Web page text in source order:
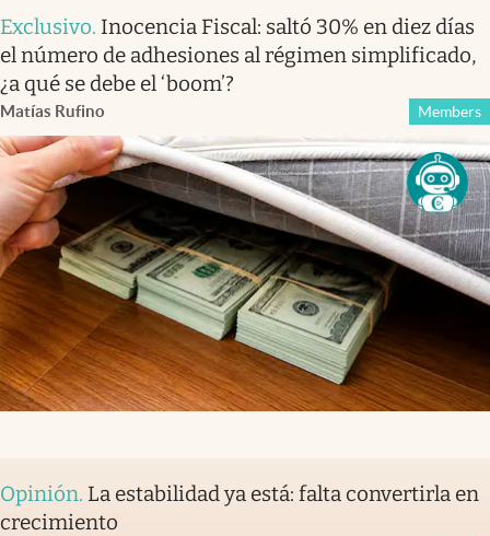
Exclusivo. Inocencia Fiscal: saltó 30% en diez días
el número de adhesiones al régimen simplificado,
¿a qué se debe el ‘boom’?
Matías Rufino Members
Opinión. La estabilidad ya está: falta convertirla en
crecimiento